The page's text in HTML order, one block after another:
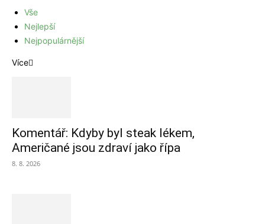
Vše
Nejlepší
Nejpopulárnější
Více
Komentář: Kdyby byl steak lékem,
Američané jsou zdraví jako řípa
8. 8. 2026